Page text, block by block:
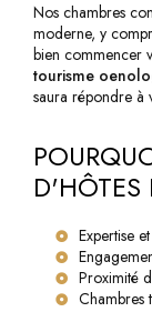
Nos chambres
moderne, y
bien commencer
tourisme
saura répondre à
D'HÔTES
Expertise
Proximité
Chambres